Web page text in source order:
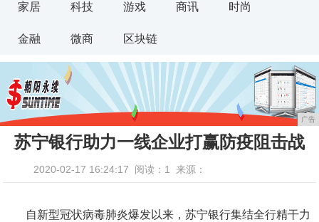
家居 科技 游戏 商讯 时尚
金融 微商 区块链
广告
苏宁银行助力一线企业打赢防疫阻击战
2020-02-17 16:24:17 阅读：1 来源：
自新型冠状病毒肺炎爆发以来，苏宁银行集结全行精干力